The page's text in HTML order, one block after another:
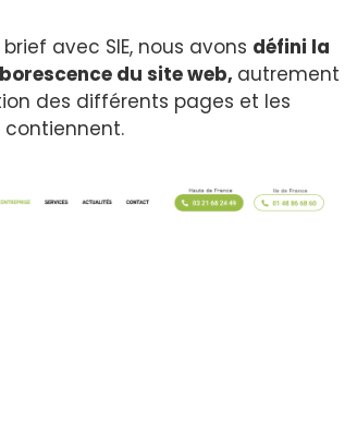
avec SIE, nous avons défini la
du site web, autrement
des différents pages et les
contiennent.